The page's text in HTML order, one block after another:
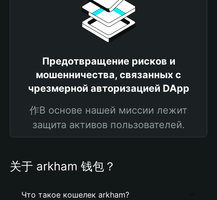
Предотвращение рисков и
мошенничества, связанных с
чрезмерной авторизацией DApp
作В основе нашей миссии лежит
защита активов пользователей.
关于 arkham 钱包？
Что такое кошелек arkham?